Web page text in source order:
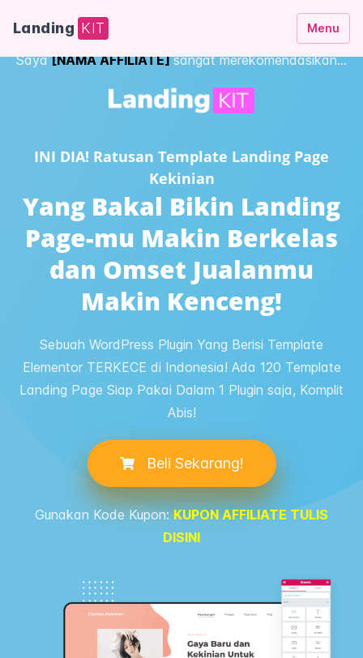
Saya [NAMA AFFILIATE] sangat merekomendasikan…
INI DIA! Ratusan Template Landing Page
Kekinian
Yang Bakal Bikin Landing
Page-mu Makin Berkelas
dan Omset Jualanmu
Makin Kenceng!
Sebuah WordPress Plugin Yang Berisi Template
Elementor TERKECE di Indonesia! Ada 120 Template
Landing Page Siap Pakai Dalam 1 Plugin saja, Komplit
Abis!
Beli Sekarang!
Gunakan Kode Kupon:KUPON AFFILIATE TULIS
DISINI
Landing KIT Menu